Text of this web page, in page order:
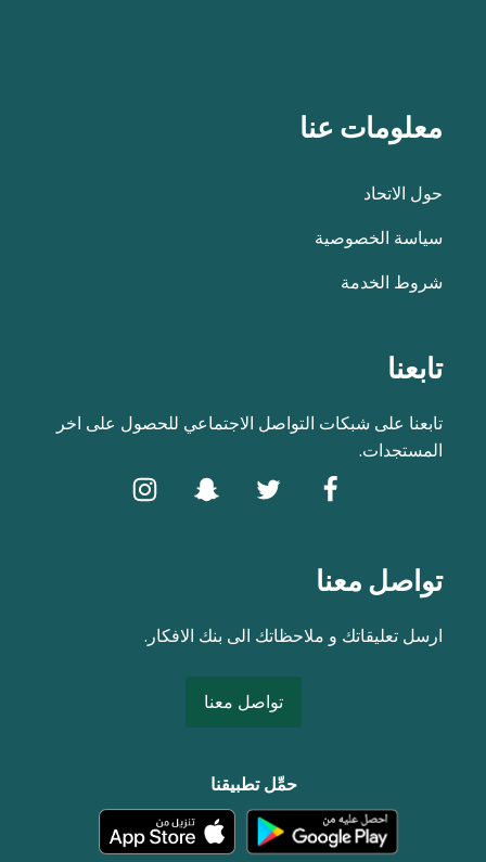
معلومات عنا
حول الاتحاد
سياسة الخصوصية
شروط الخدمة
تابعنا
تابعنا على شبكات التواصل الاجتماعي للحصول على اخر
المستجدات.
تواصل معنا
ارسل تعليقاتك و ملاحظاتك الى بنك الافكار.
تواصل معنا
حمِّل تطبيقنا